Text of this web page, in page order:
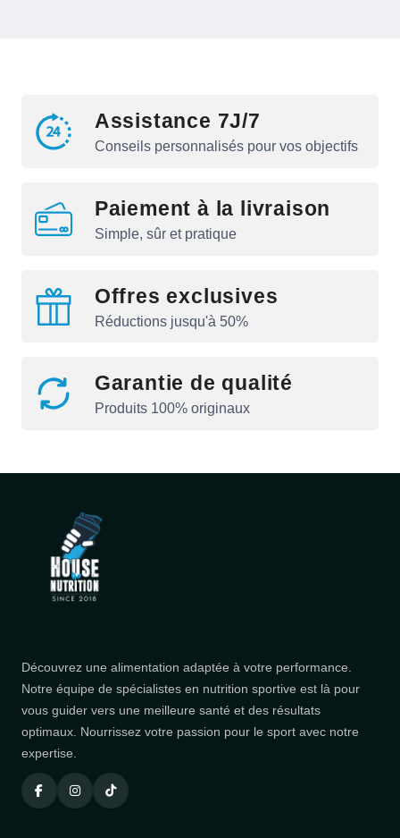
Assistance 7J/7
Conseils personnalisés pour vos objectifs
Paiement à la livraison
Simple, sûr et pratique
Offres exclusives
Réductions jusqu'à 50%
Garantie de qualité
Produits 100% originaux
Découvrez une alimentation adaptée à votre performance.
Notre équipe de spécialistes en nutrition sportive est là pour
vous guider vers une meilleure santé et des résultats
optimaux. Nourrissez votre passion pour le sport avec notre
expertise.